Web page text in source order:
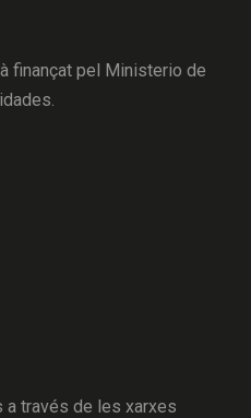
finançat pel Ministerio de
a través de les xarxes